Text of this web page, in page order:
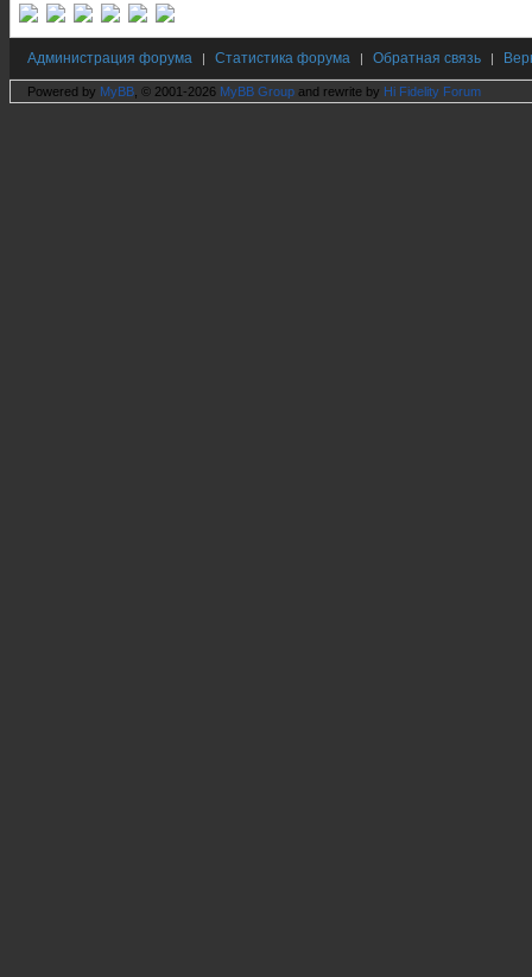
Администрация форума | Статистика форума | Обратная связь |
Powered by MyBB , © 2001-2026 MyBB Group and rewrite by Hi Fidelity Forum